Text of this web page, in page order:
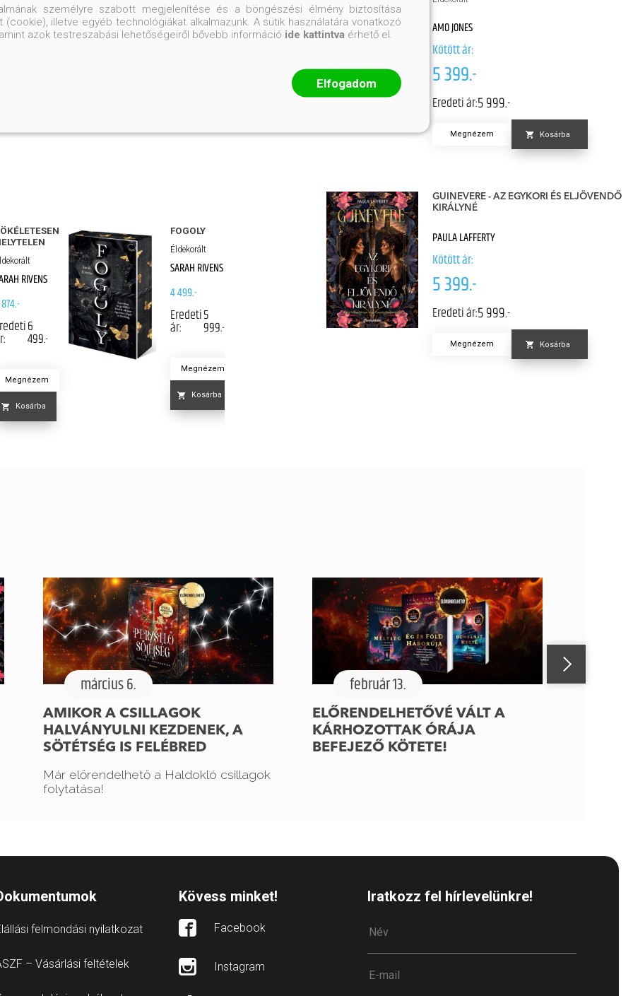
theblurredgirl álnéven publikált Fogoly a
óriási népszerűségre tett szert, és
új nemzedékét teremtette meg
RIVENS
6
499.-
Megnézem
Kosárba
FOGOLY
Éldekorált
SARAH RIVENS
4 499.-
Eredeti
ár:
5
999.-
Megnézem
Kosárba
AMO JONES
Kötött ár:
5 399.-
Eredeti ár:5 999.-
Megnézem Kosárba
GUINEVERE - AZ EGYKORI ÉS ELJÖVENDŐ
KIRÁLYNÉ
PAULA LAFFERTY
Kötött ár:
5 399.-
Eredeti ár:5 999.-
Megnézem Kosárba
március 6.
AMIKOR A CSILLAGOK
HALVÁNYULNI KEZDENEK, A
SÖTÉTSÉG IS FELÉBRED
Már előrendelhető a Haldokló csillagok
folytatása!
február 13.
ELŐRENDELHETŐVÉ VÁLT A
KÁRHOZOTTAK ÓRÁJA
BEFEJEZŐ KÖTETE!
felmondási nyilatkozat
– Vásárlási feltételek
Kövess minket!
Facebook
Instagram
Iratkozz fel hírlevelünkre!
személyre szabott megjelenítése és a böngészési élmény biztosítása
(cookie), illetve egyéb technológiákat alkalmazunk. A sütik használatára vonatkozó
azok testreszabási lehetőségeiről bővebb információ ide kattintva érhető el.
Elfogadom